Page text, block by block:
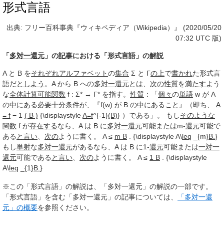
形式言語
出典: フリー百科事典『ウィキペディア（Wikipedia）』 (2020/05/20
07:32 UTC 版)
「多対一還元 」の記事における「形式言語」の解説
A と B をそれぞれアルファベットの集合 Σ と Γの上で書かれた形式言
語だとしよう 。A から B への多対一還元とは、 次の性質を満たすよう
な全体計算可能関数 f : Σ* → Γ* を指す。性質 ：「個々の単語 w が A
の中にある必要十分条件が、『f(w) が B の中にあること』（即ち、 A
= f − 1 ( B ) {\displaystyleA=f^{-1}(B)} ）である」。 もしそのような
関数 f が存在するなら、A は B に多対一還元可能またはm-還元可能で
ある と言い、 次のように書く。 A ≤ m B . {\displaystyle A\leq _{m}B.}
もし単射な多対一還元があるなら、A は B に1-還元可能または一対一
還元可能である と言い、 次のように書く。 A ≤ 1 B . {\displaystyle
A\leq _{1}B.}
※この「形式言語」の解説は、「多対一還元」の解説の一部です。
「形式言語」を含む「多対一還元」の記事については、
「多対一還
元」の概要を参照ください。